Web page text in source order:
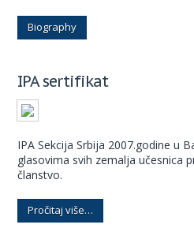
Biography
IPA sertifikat
IPA Sekcija Srbija 2007.godine u
glasovima svih zemalja učesnica
članstvo.
Pročitaj više…